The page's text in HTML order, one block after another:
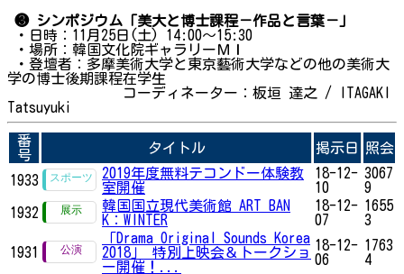
❸ シンポジウム「美大と博士課程－作品と言葉－」
・日時：11月25日(土) 14:00～15:30
・場所：韓国文化院ギャラリーＭＩ
・登壇者：多摩美術大学と東京藝術大学などの他の美術大
学の博士後期課程在学生
コーディネーター：板垣 達之 / ITAGAKI
Tatsuyuki
番
号
タイトル 掲示日 照会
1933
2019年度無料テコンドー体験教
室開催
18-12-
10
3067
9
1932
韓国国立現代美術館 ART BAN
K：WINTER
18-12-
07
1655
3
1931
「Drama Original Sounds Korea
2018」 特別上映会＆トークショ
ー開催！...
18-12-
06
1763
4